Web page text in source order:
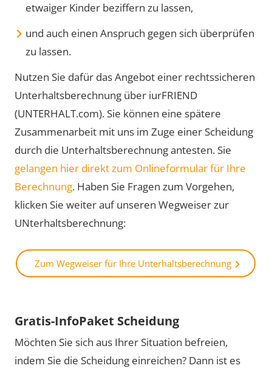
etwaiger Kinder beziffern zu lassen,
und auch einen Anspruch gegen sich überprüfen
zu lassen.
Nutzen Sie dafür das Angebot einer rechtssicheren
Unterhaltsberechnung über iurFRIEND
(UNTERHALT.com). Sie können eine spätere
Zusammenarbeit mit uns im Zuge einer Scheidung
durch die Unterhaltsberechnung antesten. Sie
gelangen hier direkt zum Onlineformular für Ihre
Berechnung. Haben Sie Fragen zum Vorgehen,
klicken Sie weiter auf unseren Wegweiser zur
UNterhaltsberechnung:
Zum Wegweiser für Ihre Unterhaltsberechnung
Gratis-InfoPaket Scheidung
Möchten Sie sich aus Ihrer Situation befreien,
indem Sie die Scheidung einreichen? Dann ist es